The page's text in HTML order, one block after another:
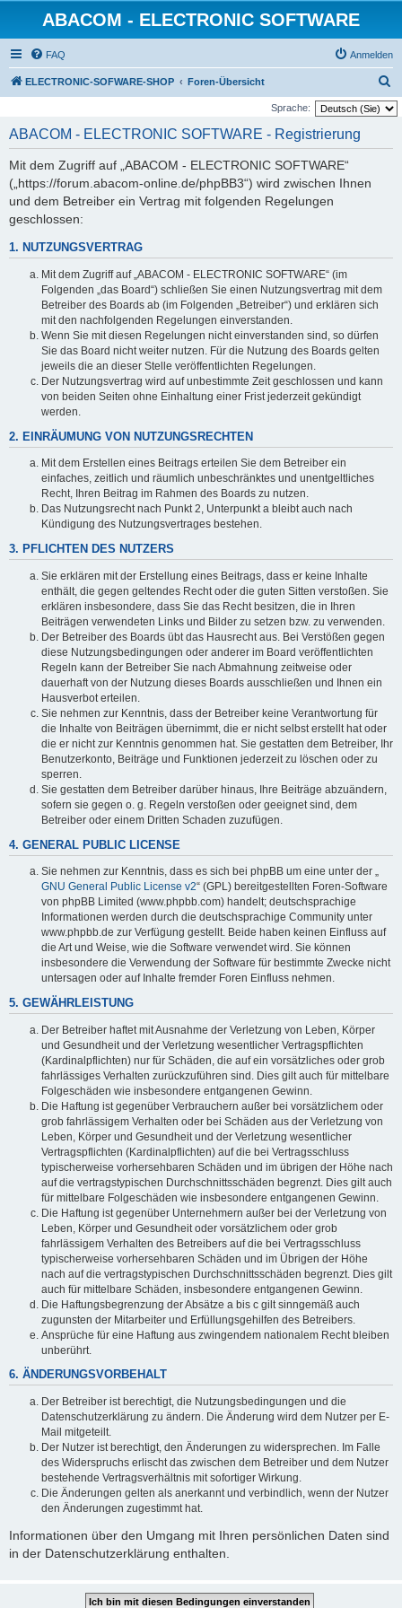
ABACOM - ELECTRONIC SOFTWARE
FAQ Anmelden
ELECTRONIC-SOFWARE-SHOP Foren-Übersicht
u
Sprache:
ABACOM - ELECTRONIC SOFTWARE - Registrierung
Mit dem Zugriff auf „ABACOM - ELECTRONIC SOFTWARE“
(„https://forum.abacom-online.de/phpBB3“) wird zwischen Ihnen
und dem Betreiber ein Vertrag mit folgenden Regelungen
geschlossen:
1. NUTZUNGSVERTRAG
Mit dem Zugriff auf „ABACOM - ELECTRONIC SOFTWARE“ (im
Folgenden „das Board“) schließen Sie einen Nutzungsvertrag mit dem
Betreiber des Boards ab (im Folgenden „Betreiber“) und erklären sich
mit den nachfolgenden Regelungen einverstanden.
Wenn Sie mit diesen Regelungen nicht einverstanden sind, so dürfen
Sie das Board nicht weiter nutzen. Für die Nutzung des Boards gelten
jeweils die an dieser Stelle veröffentlichten Regelungen.
Der Nutzungsvertrag wird auf unbestimmte Zeit geschlossen und kann
von beiden Seiten ohne Einhaltung einer Frist jederzeit gekündigt
werden.
2. EINRÄUMUNG VON NUTZUNGSRECHTEN
Mit dem Erstellen eines Beitrags erteilen Sie dem Betreiber ein
einfaches, zeitlich und räumlich unbeschränktes und unentgeltliches
Recht, Ihren Beitrag im Rahmen des Boards zu nutzen.
Das Nutzungsrecht nach Punkt 2, Unterpunkt a bleibt auch nach
Kündigung des Nutzungsvertrages bestehen.
3. PFLICHTEN DES NUTZERS
Sie erklären mit der Erstellung eines Beitrags, dass er keine Inhalte
enthält, die gegen geltendes Recht oder die guten Sitten verstoßen. Sie
erklären insbesondere, dass Sie das Recht besitzen, die in Ihren
Beiträgen verwendeten Links und Bilder zu setzen bzw. zu verwenden.
Der Betreiber des Boards übt das Hausrecht aus. Bei Verstößen gegen
diese Nutzungsbedingungen oder anderer im Board veröffentlichten
Regeln kann der Betreiber Sie nach Abmahnung zeitweise oder
dauerhaft von der Nutzung dieses Boards ausschließen und Ihnen ein
Hausverbot erteilen.
Sie nehmen zur Kenntnis, dass der Betreiber keine Verantwortung für
die Inhalte von Beiträgen übernimmt, die er nicht selbst erstellt hat oder
die er nicht zur Kenntnis genommen hat. Sie gestatten dem Betreiber, Ihr
Benutzerkonto, Beiträge und Funktionen jederzeit zu löschen oder zu
sperren.
Sie gestatten dem Betreiber darüber hinaus, Ihre Beiträge abzuändern,
sofern sie gegen o. g. Regeln verstoßen oder geeignet sind, dem
Betreiber oder einem Dritten Schaden zuzufügen.
4. GENERAL PUBLIC LICENSE
Sie nehmen zur Kenntnis, dass es sich bei phpBB um eine unter der „
GNU General Public License v2“ (GPL) bereitgestellten Foren-Software
von phpBB Limited (www.phpbb.com) handelt; deutschsprachige
Informationen werden durch die deutschsprachige Community unter
www.phpbb.de zur Verfügung gestellt. Beide haben keinen Einfluss auf
die Art und Weise, wie die Software verwendet wird. Sie können
insbesondere die Verwendung der Software für bestimmte Zwecke nicht
untersagen oder auf Inhalte fremder Foren Einfluss nehmen.
5. GEWÄHRLEISTUNG
Der Betreiber haftet mit Ausnahme der Verletzung von Leben, Körper
und Gesundheit und der Verletzung wesentlicher Vertragspflichten
(Kardinalpflichten) nur für Schäden, die auf ein vorsätzliches oder grob
fahrlässiges Verhalten zurückzuführen sind. Dies gilt auch für mittelbare
Folgeschäden wie insbesondere entgangenen Gewinn.
Die Haftung ist gegenüber Verbrauchern außer bei vorsätzlichem oder
grob fahrlässigem Verhalten oder bei Schäden aus der Verletzung von
Leben, Körper und Gesundheit und der Verletzung wesentlicher
Vertragspflichten (Kardinalpflichten) auf die bei Vertragsschluss
typischerweise vorhersehbaren Schäden und im übrigen der Höhe nach
auf die vertragstypischen Durchschnittsschäden begrenzt. Dies gilt auch
für mittelbare Folgeschäden wie insbesondere entgangenen Gewinn.
Die Haftung ist gegenüber Unternehmern außer bei der Verletzung von
Leben, Körper und Gesundheit oder vorsätzlichem oder grob
fahrlässigem Verhalten des Betreibers auf die bei Vertragsschluss
typischerweise vorhersehbaren Schäden und im Übrigen der Höhe
nach auf die vertragstypischen Durchschnittsschäden begrenzt. Dies gilt
auch für mittelbare Schäden, insbesondere entgangenen Gewinn.
Die Haftungsbegrenzung der Absätze a bis c gilt sinngemäß auch
zugunsten der Mitarbeiter und Erfüllungsgehilfen des Betreibers.
Ansprüche für eine Haftung aus zwingendem nationalem Recht bleiben
unberührt.
6. ÄNDERUNGSVORBEHALT
Der Betreiber ist berechtigt, die Nutzungsbedingungen und die
Datenschutzerklärung zu ändern. Die Änderung wird dem Nutzer per E-
Mail mitgeteilt.
Der Nutzer ist berechtigt, den Änderungen zu widersprechen. Im Falle
des Widerspruchs erlischt das zwischen dem Betreiber und dem Nutzer
bestehende Vertragsverhältnis mit sofortiger Wirkung.
Die Änderungen gelten als anerkannt und verbindlich, wenn der Nutzer
den Änderungen zugestimmt hat.
Informationen über den Umgang mit Ihren persönlichen Daten sind
in der Datenschutzerklärung enthalten.